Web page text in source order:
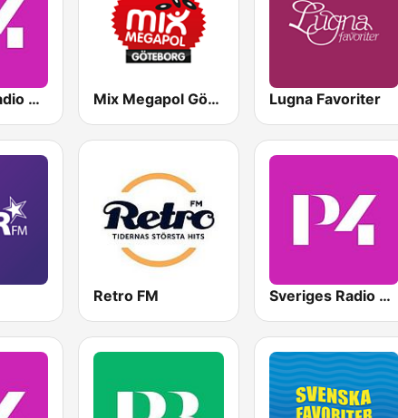
Sveriges Radio P4 Stockholm Mix Megapol Göteborg Lugna Favoriter
Retro FM Sveriges Radio P4 Malmöhus